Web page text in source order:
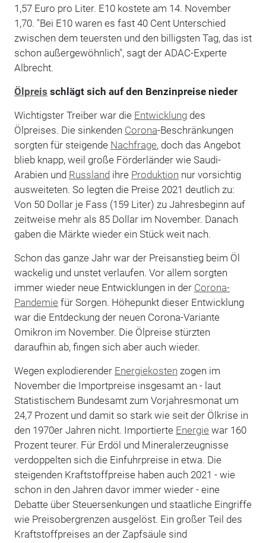
1,57 Euro pro Liter. E10 kostete am 14. November
1,70. "Bei E10 waren es fast 40 Cent Unterschied
zwischen dem teuersten und den billigsten Tag, das ist
schon außergewöhnlich", sagt der ADAC-Experte
Albrecht.
Ölpreis schlägt sich auf den Benzinpreise nieder
Wichtigster Treiber war die Entwicklungdes
Ölpreises. Die sinkenden Corona-Beschränkungen
sorgten für steigende Nachfrage, doch das Angebot
blieb knapp, weil große Förderländer wie Saudi-
Arabien und Russland ihre Produktion nur vorsichtig
ausweiteten. So legten die Preise 2021 deutlich zu:
Von 50 Dollar je Fass (159 Liter) zu Jahresbeginn auf
zeitweise mehr als 85 Dollar im November. Danach
gaben die Märkte wieder ein Stück weit nach.
Schon das ganze Jahr war der Preisanstieg beim Öl
wackelig und unstet verlaufen. Vor allem sorgten
immer wieder neue Entwicklungen in der Corona-
Pandemie für Sorgen. Höhepunkt dieser Entwicklung
war die Entdeckung der neuen Corona-Variante
Omikron im November. Die Ölpreise stürzten
daraufhin ab, fingen sich aber auch wieder.
Wegen explodierender Energiekosten zogen im
November die Importpreise insgesamt an - laut
Statistischem Bundesamt zum Vorjahresmonat um
24,7 Prozent und damit so stark wie seit der Ölkrise in
den 1970er Jahren nicht. Importierte Energie war 160
Prozent teurer. Für Erdöl und Mineralerzeugnisse
verdoppelten sich die Einfuhrpreise in etwa. Die
steigenden Kraftstoffpreise haben auch 2021 - wie
schon in den Jahren davor immer wieder - eine
Debatte über Steuersenkungen und staatliche Eingriffe
wie Preisobergrenzen ausgelöst. Ein großer Teil des
Kraftstoffpreises an der Zapfsäule sind